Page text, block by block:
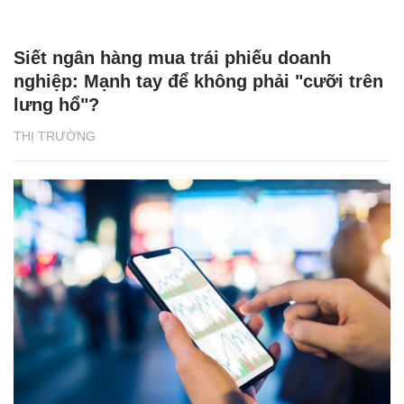
THỊ TRƯỜNG
Siết ngân hàng mua trái phiếu doanh
nghiệp: Mạnh tay để không phải "cưỡi trên
lưng hổ"?